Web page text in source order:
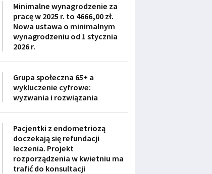
Minimalne wynagrodzenie za
pracę w 2025 r. to 4666,00 zł.
Nowa ustawa o minimalnym
wynagrodzeniu od 1 stycznia
2026 r.
Grupa społeczna 65+ a
wykluczenie cyfrowe:
wyzwania i rozwiązania
Pacjentki z endometriozą
doczekają się refundacji
leczenia. Projekt
rozporządzenia w kwietniu ma
trafić do konsultacji